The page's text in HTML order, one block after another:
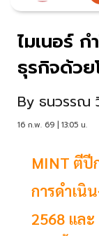
ไมเนอร์ ก
ธุรกิจด้ว
By ธนวรรณ
16 ก.พ. 69 | 13:05 น.
MINT ตีปี
การดำเนิ
2568 แล